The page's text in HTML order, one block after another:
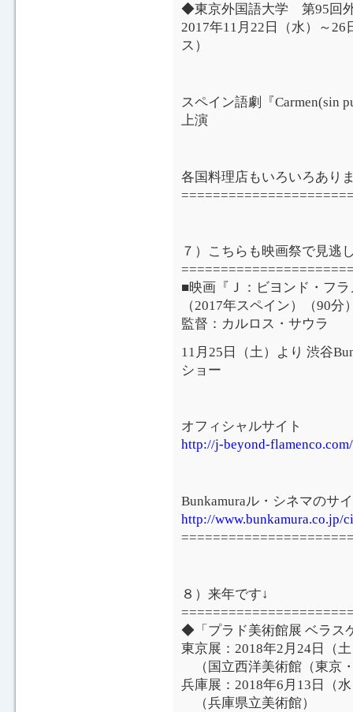
◆東京外国語大学 第95回
2017年11月22日（水）～
ス）
スペイン語劇『Carmen(sin
上演
各国料理店もいろいろあり
７）こちらも映画祭で見逃
■映画『Ｊ：ビヨンド・フラ
（2017年スペイン）（90分
監督：カルロス・サウラ
11月25日（土）より 渋谷
ショー
オフィシャルサイト
http://j-beyond-flamenco.com/
Bunkamuraル・シネマのサ
http://www.bunkamura.co.jp/
８）来年です↓
◆「プラド美術館展 ベラス
東京展：2018年2月24日（
（国立西洋美術館（東京
兵庫展：2018年6月13日（
（兵庫県立美術館）